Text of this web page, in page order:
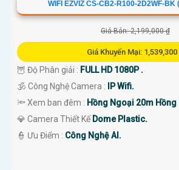
WIFI EZVIZ CS-CB2-R100-2D2WF-
Giá Bán: 2,199,000 ₫
Giá Khuyến Mại: 1,539,300
🦉 Độ Phân giải : FULL HD 1080P .
🕉️ Công Nghệ Camera :
IP Wifi.
🔦 Xem ban đêm : Hồng Ngoại 20m Hồng
💎 Camera Thiết Kế Dome Plastic.
️👮 Ưu Điểm : Công Nghệ AI.